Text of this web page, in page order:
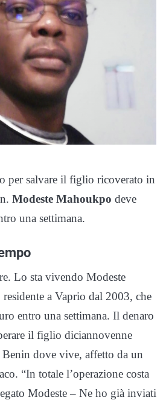
per salvare il figlio ricoverato in
Modeste Mahoukpo deve
una settimana.
Lo sta vivendo Modeste
a Vaprio dal 2003, che
entro una settimana. Il denaro
il figlio diciannovenne
dove vive, affetto da un
“In totale l’operazione costa
Modeste – Ne ho già inviati